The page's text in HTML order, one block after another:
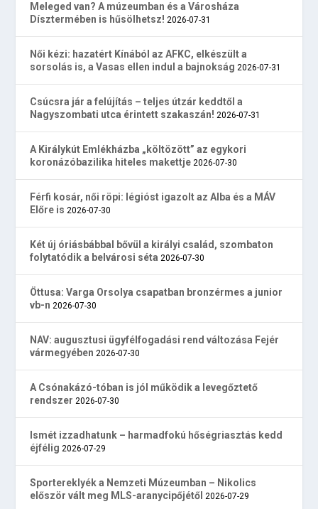
Meleged van? A múzeumban és a Városháza
Dísztermében is hűsölhetsz! 2026-07-31
Női kézi: hazatért Kínából az AFKC, elkészült a
sorsolás is, a Vasas ellen indul a bajnokság 2026-07-31
Csúcsra jár a felújítás – teljes útzár keddtől a
Nagyszombati utca érintett szakaszán! 2026-07-31
A Királykút Emlékházba „költözött” az egykori
koronázóbazilika hiteles makettje 2026-07-30
Férfi kosár, női röpi: légióst igazolt az Alba és a MÁV
Előre is 2026-07-30
Két új óriásbábbal bővül a királyi család, szombaton
folytatódik a belvárosi séta 2026-07-30
Öttusa: Varga Orsolya csapatban bronzérmes a junior
vb-n 2026-07-30
NAV: augusztusi ügyfélfogadási rend változása Fejér
vármegyében 2026-07-30
A Csónakázó-tóban is jól működik a levegőztető
rendszer 2026-07-30
Ismét izzadhatunk – harmadfokú hőségriasztás kedd
éjfélig 2026-07-29
Sportereklyék a Nemzeti Múzeumban – Nikolics
először vált meg MLS-aranycipőjétől 2026-07-29